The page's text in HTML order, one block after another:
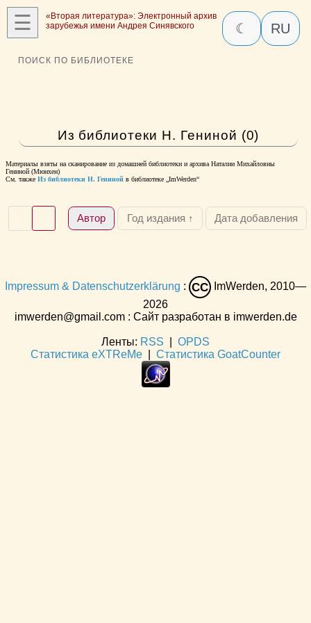
☰
«Вторая литература»: Электронный архив
зарубежья имени Андрея Синявского
☾ RU
ПОИСК ПО БИБЛИОТЕКЕ
Из библиотеки Н. Гениной (0)
Материалы взяты на сканирование из домашней библиотеки и архива Наталии Михайловны
Гениной (Мюнхен)
См. также Из библиотеки Н. Гениной в библиотеке „ImWerden“
Автор Год издания ↑ Дата добавления
Impressum & Datenschutzerklärung : CC
ImWerden, 2010—
2026
imwerden@gmail.com : Сайт разработан в imwerden.de
Ленты: RSS
OPDS
Статистика eXTReMe
Статистика GoatCounter